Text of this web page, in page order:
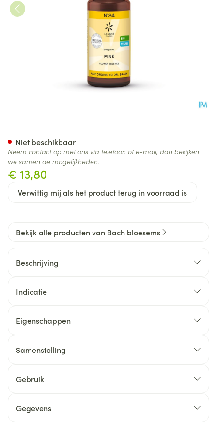
€ 13,80
Verwittig mij als het product terug in voorraad is
Niet beschikbaar
Neem contact op met ons via telefoon of e-mail, dan bekijken
we samen de mogelijkheden.
Bekijk alle producten van Bach bloesems
Beschrijving
Indicatie
Eigenschappen
Samenstelling
Gebruik
Gegevens